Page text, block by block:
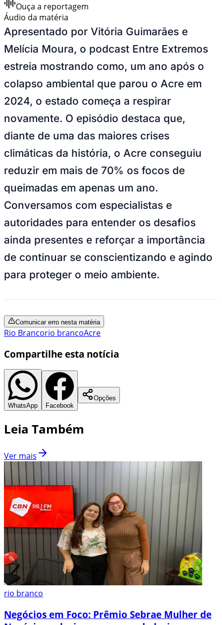
Ouça a reportagem
Áudio da matéria
Apresentado por Vitória Guimarães e
Melícia Moura, o podcast Entre Extremos
estreia mostrando como, um ano após o
colapso ambiental que parou o Acre em
2024, o estado começa a respirar
novamente. O episódio destaca que,
diante de uma das maiores crises
climáticas da história, o Acre conseguiu
reduzir em mais de 70% os focos de
queimadas em apenas um ano.
Conversamos com especialistas e
autoridades para entender os desafios
ainda presentes e reforçar a importância
de continuar se conscientizando e agindo
para proteger o meio ambiente.
Comunicar erro nesta matéria
Rio Brancorio brancoAcre
Compartilhe esta notícia
WhatsApp Facebook
Opções
Leia Também
Ver mais
rio branco
Negócios em Foco: Prêmio Sebrae Mulher de